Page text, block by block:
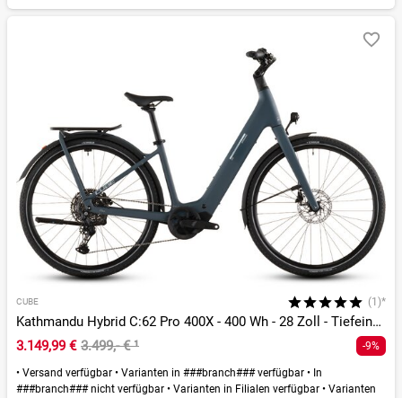
CUBE (1)*
Kathmandu Hybrid C:62 Pro 400X - 400 Wh - 28 Zoll - Tiefeinsteiger - 2026
3.149,99 € 3.499,- €¹ -9%
• Versand verfügbar • Varianten in ###branch### verfügbar • In
###branch### nicht verfügbar • Varianten in Filialen verfügbar • Varianten